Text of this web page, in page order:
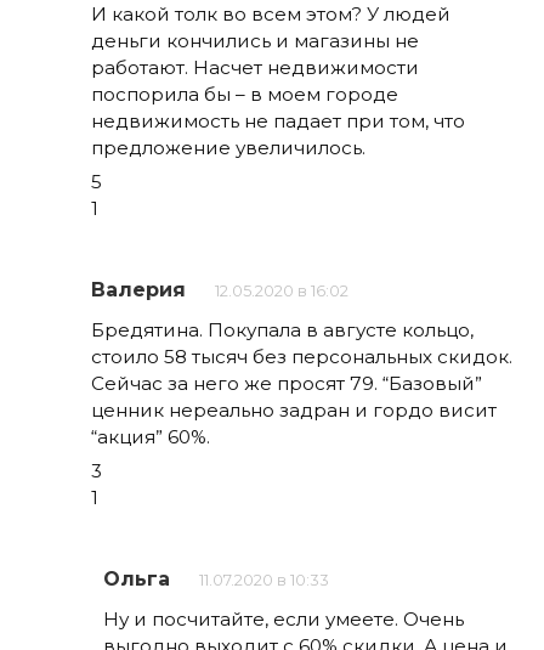
И какой толк во всем этом? У людей
деньги кончились и магазины не
работают. Насчет недвижимости
поспорила бы – в моем городе
недвижимость не падает при том, что
предложение увеличилось.
5
1
Валерия 12.05.2020 в 16:02
Бредятина. Покупала в августе кольцо,
стоило 58 тысяч без персональных скидок.
Сейчас за него же просят 79. “Базовый”
ценник нереально задран и гордо висит
“акция” 60%.
3
1
Ольга 11.07.2020 в 10:33
Ну и посчитайте, если умеете. Очень